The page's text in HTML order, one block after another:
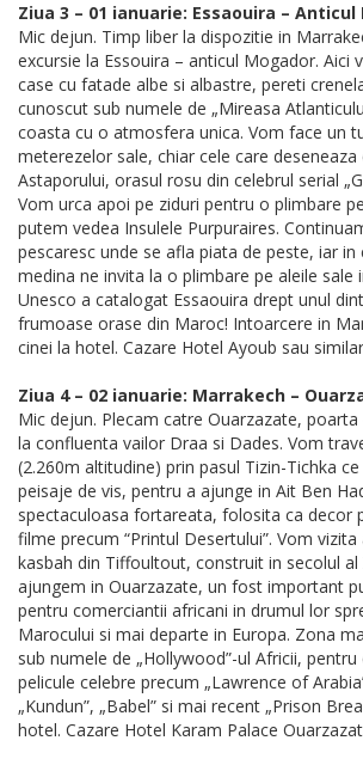
Ziua 3 – 01 ianuarie: Essaouira –
Mic dejun. Timp liber la dispozitie in
excursie la Essouira – anticul Mogador. Aici
case cu fatade albe si albastre, pereti
cunoscut sub numele de „Mireasa
coasta cu o atmosfera unica. Vom face un
meterezelor sale, chiar cele care deseneaza
Astaporului, orasul rosu din celebrul serial
Vom urca apoi pe ziduri pentru o plimbare
putem vedea Insulele Purpuraires.
pescaresc unde se afla piata de peste, iar in
medina ne invita la o plimbare pe aleile sale
Unesco a catalogat Essaouira drept unul
frumoase orase din Maroc! Intoarcere in
cinei la hotel. Cazare Hotel Ayoub sau
Ziua 4 – 02 ianuarie: Marrakech –
Mic dejun. Plecam catre Ouarzazate,
la confluenta vailor Draa si Dades. Vom
(2.260m altitudine) prin pasul Tizin-Tichka
peisaje de vis, pentru a ajunge in Ait Ben
spectaculoasa fortareata, folosita ca decor
filme precum “Printul Desertului”. Vom
kasbah din Tiffoultout, construit in secolul al
ajungem in Ouarzazate, un fost important
pentru comerciantii africani in drumul lor
Marocului si mai departe in Europa. Zona
sub numele de „Hollywood”-ul Africii,
pelicule celebre precum „Lawrence of
„Kundun”, „Babel” si mai recent „Prison
hotel. Cazare Hotel Karam Palace